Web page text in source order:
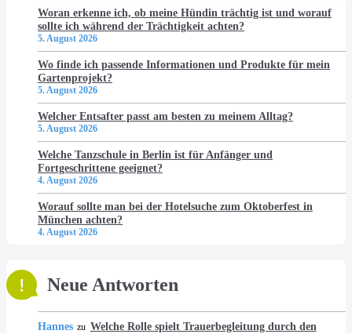
Woran erkenne ich, ob meine Hündin trächtig ist und worauf
sollte ich während der Trächtigkeit achten?
5. August 2026
Wo finde ich passende Informationen und Produkte für mein
Gartenprojekt?
5. August 2026
Welcher Entsafter passt am besten zu meinem Alltag?
5. August 2026
Welche Tanzschule in Berlin ist für Anfänger und
Fortgeschrittene geeignet?
4. August 2026
Worauf sollte man bei der Hotelsuche zum Oktoberfest in
München achten?
4. August 2026
Neue Antworten
Hannes zu Welche Rolle spielt Trauerbegleitung durch den